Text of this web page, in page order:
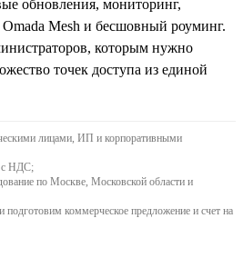
обновления, мониторинг,
Mesh и бесшовный роуминг.
которым нужно
точек доступа из единой
лицами, ИП и корпоративными
с НДС;
по Москве, Московской области и
подготовим коммерческое предложение и счет на